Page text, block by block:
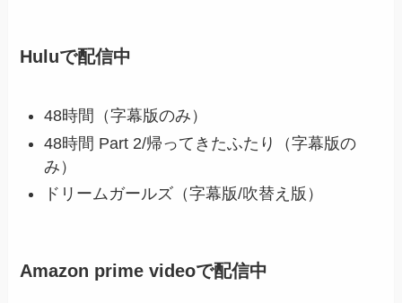
Huluで配信中
48時間（字幕版のみ ）
48時間 Part 2/帰ってきたふたり（字幕版の
み ）
ドリームガールズ（字幕版/吹替え版）
Amazon prime videoで配信中